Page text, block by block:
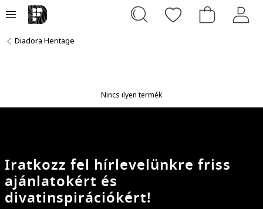
Diadora Heritage
Nincs ilyen termék
Iratkozz fel hírlevelünkre friss
ajánlatokért és
divatinspirációkért!